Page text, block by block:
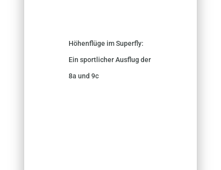
Höhenflüge im Superfly:
Ein sportlicher Ausflug der
8a und 9c